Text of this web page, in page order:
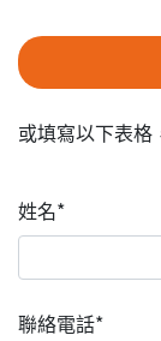
或填寫以下表
姓名*
聯絡電話*